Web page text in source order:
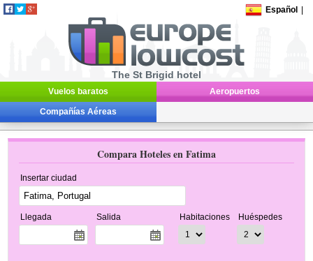
Español
The St Brigid hotel
Vuelos baratos Aeropuertos
Compañías Aéreas
Compara Hoteles en Fatima
Insertar ciudad
Llegada Salida Habitaciones Huéspedes